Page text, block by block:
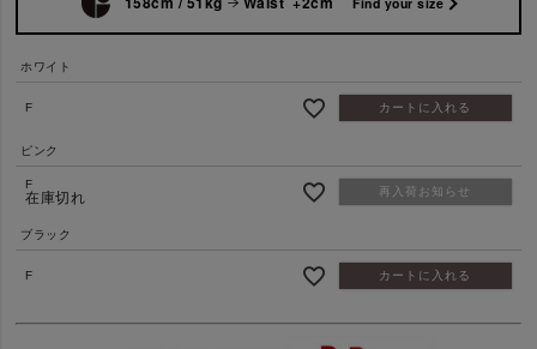
ホワイト
F カートに入れる
ピンク
F
在庫切れ 再入荷お知らせ
ブラック
F カートに入れる